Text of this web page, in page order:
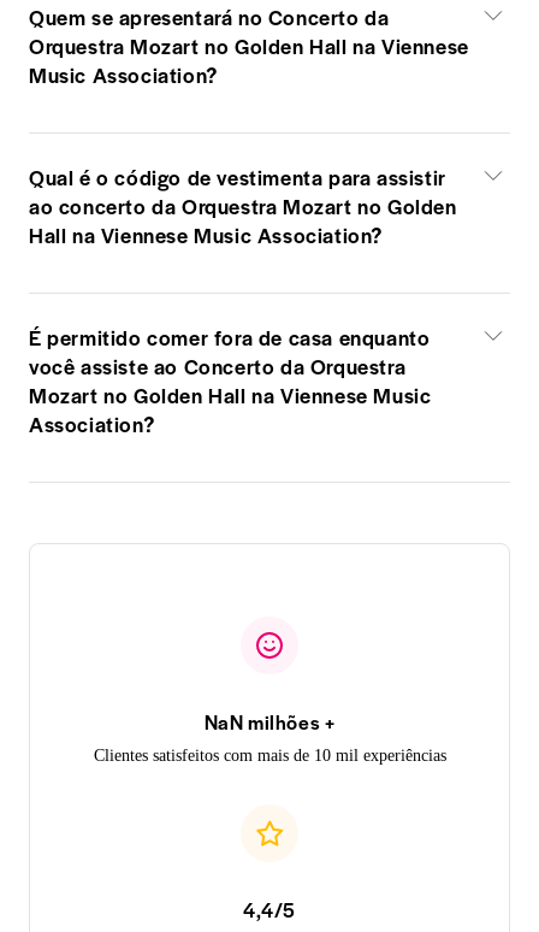
Quem se apresentará no Concerto da
Orquestra Mozart no Golden Hall na Viennese
Music Association?
Qual é o código de vestimenta para assistir
ao concerto da Orquestra Mozart no Golden
Hall na Viennese Music Association?
É permitido comer fora de casa enquanto
você assiste ao Concerto da Orquestra
Mozart no Golden Hall na Viennese Music
Association?
NaN milhões +
Clientes satisfeitos com mais de 10 mil experiências
4,4/5